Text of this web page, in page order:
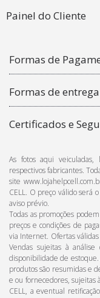
Painel do Cliente
Formas de
Formas de entrega
Certificados e
As fotos aqui
respectivos fabricantes.
site
CELL. O preço válido será
aviso prévio.
Todas as promoções
preços e condições de
via Internet. Ofertas
Vendas sujeitas à
disponibilidade de estoque.
produtos são resumidas e
e ou fornecedores, sujeitas
CELL, a eventual